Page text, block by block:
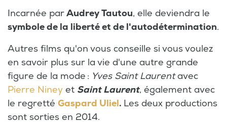
Incarnée parAudrey Tautou, elle deviendra le
symbole de la liberté et de l'autodétermination.
Autres films qu'on vous conseille si vous voulez
en savoir plus sur la vie d'une autre grande
figure de la mode : Yves Saint Laurentavec
Pierre Niney et Saint Laurent, également avec
le regretté Gaspard Uliel. Les deux productions
sont sorties en 2014.